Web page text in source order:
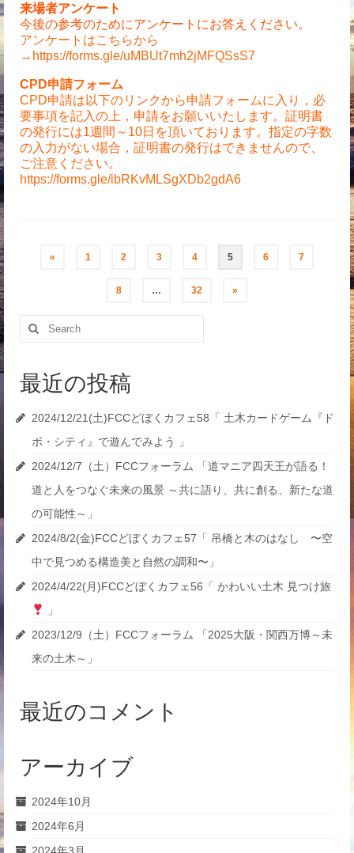
来場者アンケート
今後の参考のためにアンケートにお答えください。
アンケートはこちらから
→https://forms.gle/uMBUt7mh2jMFQSsS7
CPD申請フォーム
CPD申請は以下のリンクから申請フォームに入り，必
要事項を記入の上，申請をお願いいたします。証明書
の発行には1週間～10日を頂いております。指定の字数
の入力がない場合，証明書の発行はできませんので、
ご注意ください。
https://forms.gle/ibRKvMLSgXDb2gdA6
ナ
ビ
ゲ
ー
シ
ョ
ン
« 1 2 3 4 5 6 7
8 … 32 »
Search
for:
最近の投稿
2024/12/21(土)FCCどぼくカフェ58「 土木カードゲーム『ド
ボ・シティ』で遊んでみよう 」
2024/12/7（土）FCCフォーラム 「道マニア四天王が語る！
道と人をつなぐ未来の風景 ～共に語り、共に創る、新たな道
の可能性～」
2024/8/2(金)FCCどぼくカフェ57「 吊橋と木のはなし 〜空
中で見つめる構造美と自然の調和〜」
2024/4/22(月)FCCどぼくカフェ56「 かわいい土木 見つけ旅
」
2023/12/9（土）FCCフォーラム 「2025大阪・関西万博～未
来の土木～」
最近のコメント
アーカイブ
2024年10月
2024年6月
2024年3月